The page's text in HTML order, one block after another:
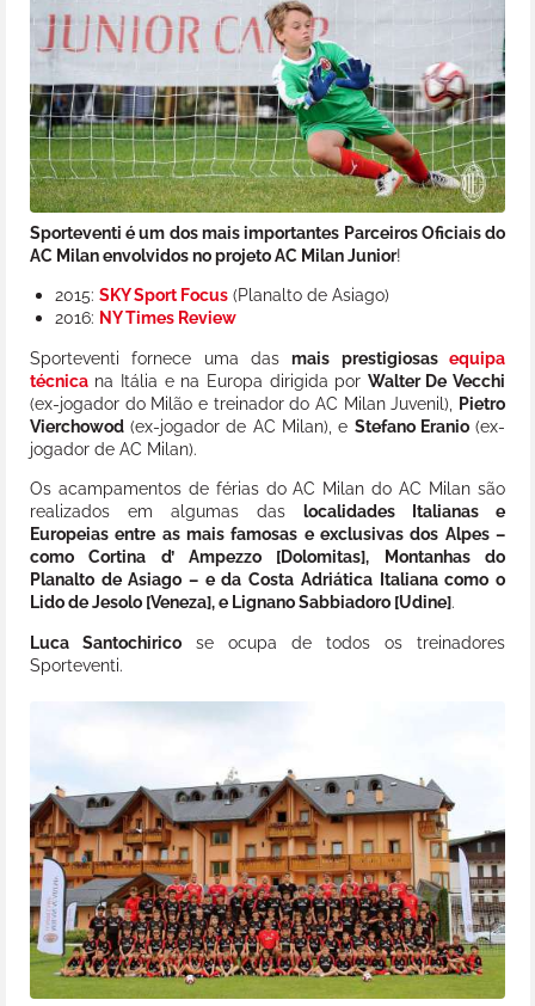
Sporteventi é um dos mais importantes Parceiros Oficiais do
AC Milan envolvidos no projeto AC Milan Junior!
2015:SKY Sport Focus (Planalto de Asiago)
2016: NY Times Review
Sporteventi fornece uma dasmais prestigiosasequipa
técnicana Itália e na Europa dirigida por Walter De Vecchi
(ex-jogador do Milão e treinador do AC Milan Juvenil), Pietro
Vierchowod(ex-jogador de AC Milan), e Stefano Eranio(ex-
jogador de AC Milan).
Os acampamentos de férias do AC Milan do AC Milan são
realizados em algumas daslocalidades Italianas e
Europeias entre as mais famosas e exclusivas dos Alpes –
como Cortina d’ Ampezzo [Dolomitas], Montanhas do
Planalto de Asiago – e da Costa Adriática Italiana como o
Lido de Jesolo [Veneza], e Lignano Sabbiadoro [Udine].
Luca Santochiricose ocupa de todos os treinadores
Sporteventi.